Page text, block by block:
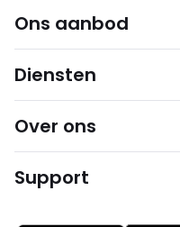
Ons aanbod
Diensten
Over ons
Support